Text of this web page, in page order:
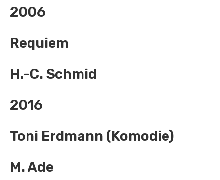
2006
Requiem
H.-C. Schmid
2016
Toni Erdmann (Komodie)
M. Ade